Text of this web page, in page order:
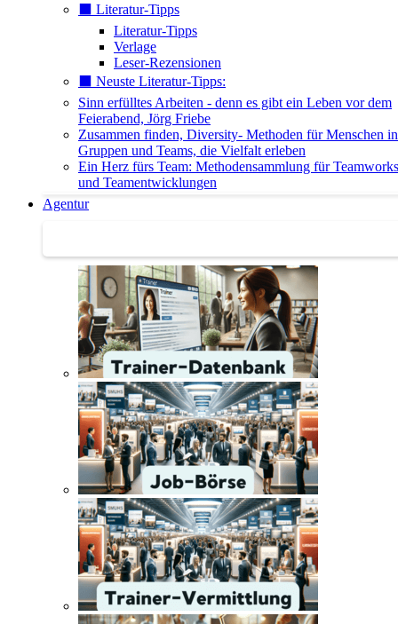
⬛️ Literatur-Tipps
Literatur-Tipps
Verlage
Leser-Rezensionen
⬛️ Neuste Literatur-Tipps:
Sinn erfülltes Arbeiten - denn es gibt ein Leben vor dem
Feierabend, Jörg Friebe
Zusammen finden, Diversity- Methoden für Menschen in
Gruppen und Teams, die Vielfalt erleben
Ein Herz fürs Team: Methodensammlung für
und Teamentwicklungen
Agentur